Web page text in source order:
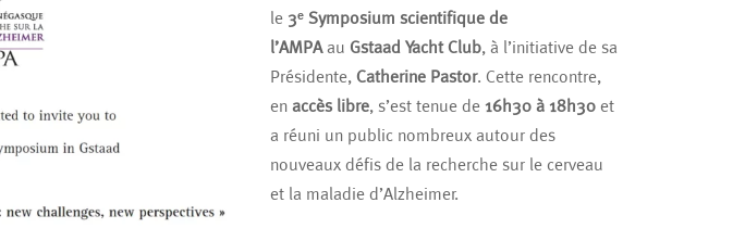
le 3ᵉ Symposium scientifique de
l’AMPAau Gstaad Yacht Club, à l’initiative de sa
Présidente,Catherine Pastor. Cette rencontre,
enaccès libre, s’est tenue de16h30 à 18h30 et
a réuni un public nombreux autour des
nouveaux défis de la recherche sur le cerveau
et la maladie d’Alzheimer.